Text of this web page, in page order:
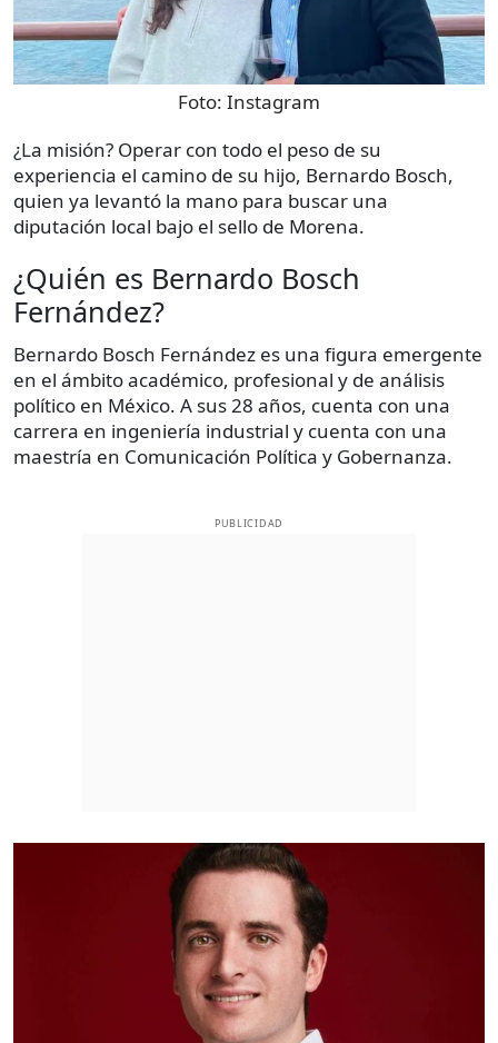
Foto: Instagram
¿La misión? Operar con todo el peso de su
experiencia el camino de su hijo, Bernardo Bosch,
quien ya levantó la mano para buscar una
diputación local bajo el sello de Morena.
¿Quién es Bernardo Bosch
Fernández?
Bernardo Bosch Fernández es una figura emergente
en el ámbito académico, profesional y de análisis
político en México. A sus 28 años, cuenta con una
carrera en ingeniería industrial y cuenta con una
maestría en Comunicación Política y Gobernanza.
PUBLICIDAD